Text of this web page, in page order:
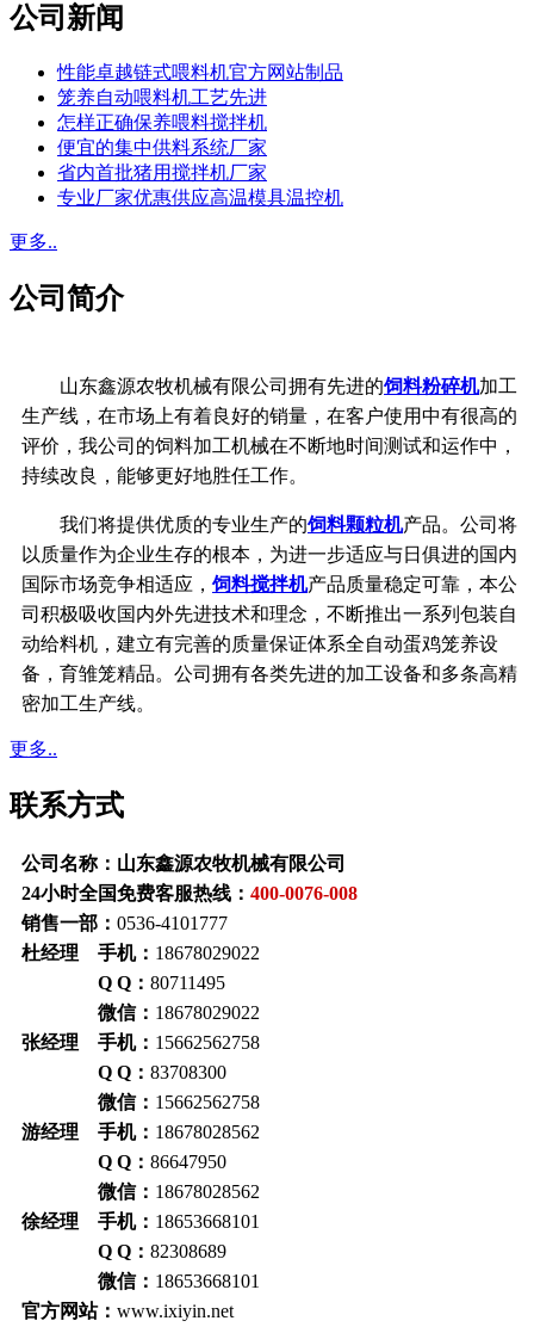
公司新闻
性能卓越链式喂料机官方网站制品
笼养自动喂料机工艺先进
怎样正确保养喂料搅拌机
便宜的集中供料系统厂家
省内首批猪用搅拌机厂家
专业厂家优惠供应高温模具温控机
更多..
公司简介
山东鑫源农牧机械有限公司拥有先进的饲料粉碎机加工
生产线，在市场上有着良好的销量，在客户使用中有很高的
评价，我公司的饲料加工机械在不断地时间测试和运作中，
持续改良，能够更好地胜任工作。
我们将提供优质的专业生产的饲料颗粒机产品。公司将
以质量作为企业生存的根本， 为进一步适应与日俱进的国内
国际市场竞争相适应，饲料搅拌机产品质量稳定可靠，本公
司积极吸收国内外先进技术和理念，不断推出一系列包装自
动给料机， 建立有完善的质量保证体系全自动蛋鸡笼养设
备，育雏笼精品。公司拥有各类先进的加工设备和多条高精
密加工生产线。
更多..
联系方式
公司名称：山东鑫源农牧机械有限公司
24小时全国免费客服热线： 400-0076-008
销售一部： 0536-4101777
杜经理 手机： 18678029022
Q Q： 80711495
微信： 18678029022
张经理 手机： 15662562758
Q Q： 83708300
微信： 15662562758
游经理 手机： 18678028562
Q Q： 86647950
微信： 18678028562
徐经理 手机： 18653668101
Q Q： 82308689
微信： 18653668101
官方网站： www.ixiyin.net